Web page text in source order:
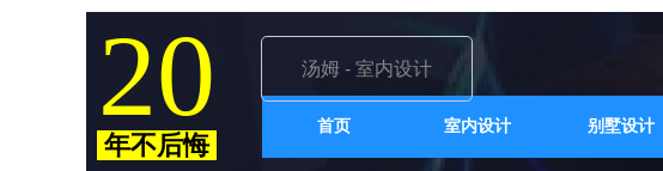
20
年不后悔
汤姆 - 室内设计
首页 室内设计 别墅设计